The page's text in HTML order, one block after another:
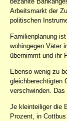
Arbeitsmarkt der
politischen
Familienplanung
wohingegen Väter
übernimmt und ihr
Ebenso wenig zu
gleichberechtigten
verschwinden.
Je kleinteiliger die
Prozent, in